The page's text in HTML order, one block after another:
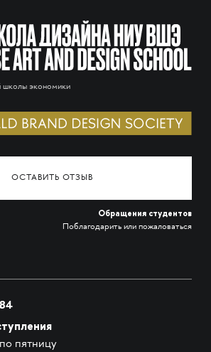
школы экономики
ОСТАВИТЬ ОТЗЫВ
Обращения студентов
Поблагодарить или пожаловаться
пятницу